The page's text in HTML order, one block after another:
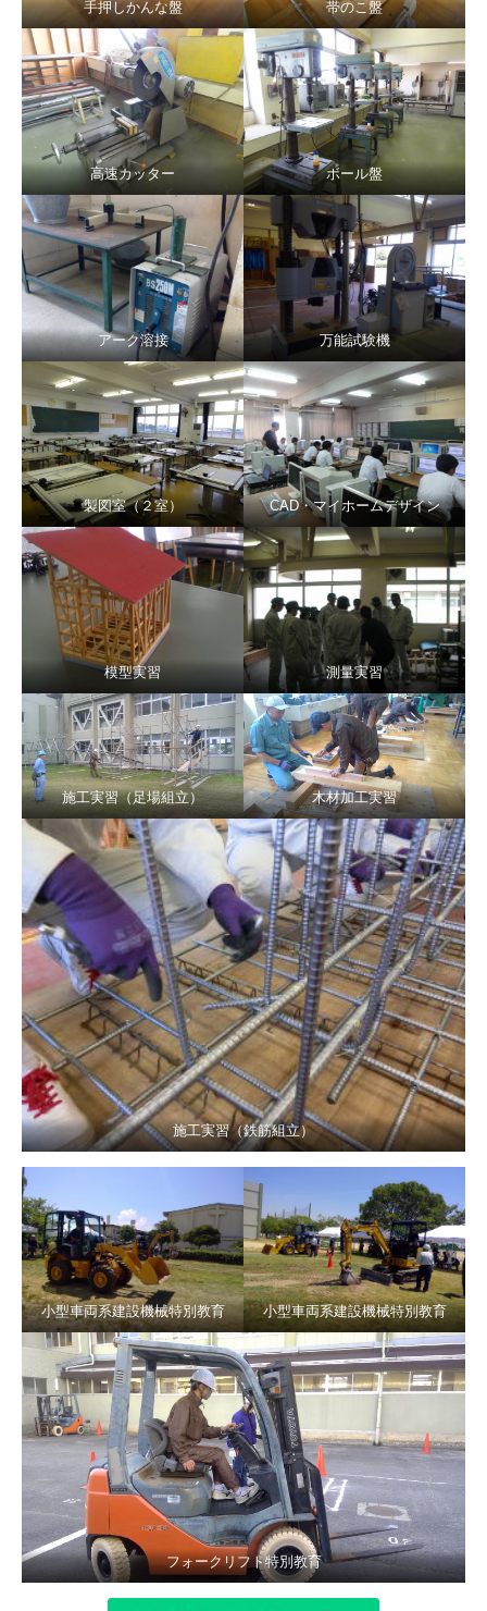
手押しかんな盤 帯のこ盤
高速カッター ボール盤
アーク溶接 万能試験機
製図室（２室） CAD・マイホームデザイン
模型実習 測量実習
施工実習（足場組立） 木材加工実習
施工実習（鉄筋組立）
小型車両系建設機械特別教育 小型車両系建設機械特別教育
フォークリフト特別教育